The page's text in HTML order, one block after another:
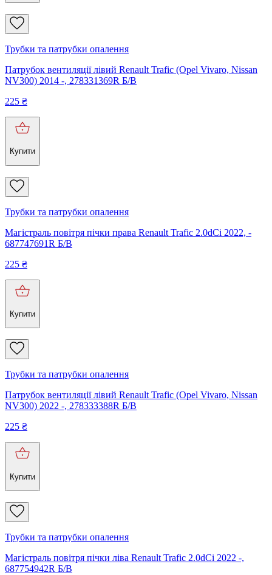
Трубки та патрубки опалення
Патрубок вентиляції лівий Renault Trafic (Opel Vivaro, Nissan
NV300) 2014 -, 278331369R Б/В
225 ₴
Купити
Трубки та патрубки опалення
Магістраль повітря пічки права Renault Trafic 2.0dCi 2022, -
687747691R Б/В
225 ₴
Купити
Трубки та патрубки опалення
Патрубок вентиляції лівий Renault Trafic (Opel Vivaro, Nissan
NV300) 2022 -, 278333388R Б/В
225 ₴
Купити
Трубки та патрубки опалення
Магістраль повітря пічки ліва Renault Trafic 2.0dCi 2022 -,
687754942R Б/В